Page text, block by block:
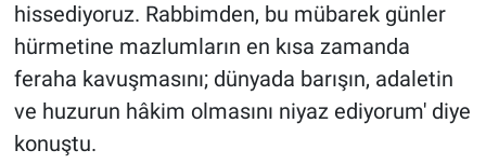
hissediyoruz. Rabbimden, bu mübarek günler
hürmetine mazlumların en kısa zamanda
feraha kavuşmasını; dünyada barışın, adaletin
ve huzurun hâkim olmasını niyaz ediyorum' diye
konuştu.